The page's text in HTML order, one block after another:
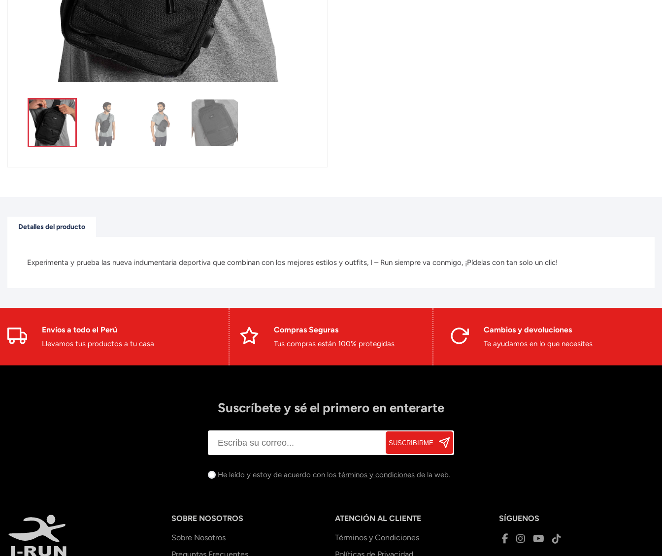
Detalles del producto
Experimenta y prueba las nueva indumentaria deportiva que combinan con los mejores estilos y outfits, I – Run siempre va conmigo, ¡Pídelas con tan solo un clic!
Envíos a todo el Perú
Llevamos tus productos a tu casa
Compras Seguras
Tus compras están 100% protegidas
Cambios y devoluciones
Te ayudamos en lo que necesites
Suscríbete y sé el primero en enterarte
SUSCRIBIRME
He leído y estoy de acuerdo con los términos y condiciones de la web.
SOBRE NOSOTROS
Sobre Nosotros
ATENCIÓN AL CLIENTE
Términos y Condiciones
SÍGUENOS